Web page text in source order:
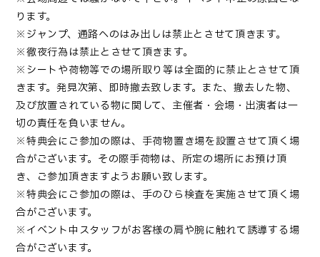
ります。
※ジャンプ、通路へのはみ出しは禁止とさせて頂きます。
※徹夜行為は禁止とさせて頂きます。
※シートや荷物等での場所取り等は全面的に禁止とさせて頂
きます。発見次第、即時撤去致します。また、撤去した物、
及び放置されている物に関して、主催者・会場・出演者は一
切の責任を負いません。
※特典会にご参加の際は、手荷物置き場を設置させて頂く場
合がございます。その際手荷物は、所定の場所にお預け頂
き、ご参加頂きますようお願い致します。
※特典会にご参加の際は、手のひら検査を実施させて頂く場
合がございます。
※イベント中スタッフがお客様の肩や腕に触れて誘導する場
合がございます。